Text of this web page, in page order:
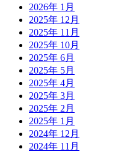
2026年 1月
2025年 12月
2025年 11月
2025年 10月
2025年 6月
2025年 5月
2025年 4月
2025年 3月
2025年 2月
2025年 1月
2024年 12月
2024年 11月